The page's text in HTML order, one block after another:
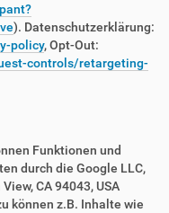
). Datenschutzerklärung:
policy, Opt-Out:
controls/retargeting-
Funktionen und
durch die Google LLC,
CA 94043, USA
können z.B. Inhalte wie